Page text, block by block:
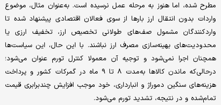
مطرح شده، اما هنوز به مرحله عمل نرسیده است. به‌عنوان مثال، موضوع
واردات بدون انتقال ارز بارها از سوی فعالان اقتصادی پیشنهاد شده تا
واردکنندگان مشمول صف‌های طولانی تخصیص ارز، تخفیف ارزی یا
محدودیت‌های بهینه‌سازی مصرف ارز نباشند. با این حال، این سیاست‌ها
همچنان اجرا نمی‌شود و توجیه آن معمولا کنترل تورم عنوان می‌شود‌؛
درحالی‌که ماندن کالاها به‌مدت ۸ تا ۹ ماه در گمرکات کشور و پرداخت
هزینه‌های سنگین دموراژ و انبارداری، خود موجب افزایش چندبرابری قیمت
تمام‌شده و در نتیجه، تشدید تورم می‌شود.